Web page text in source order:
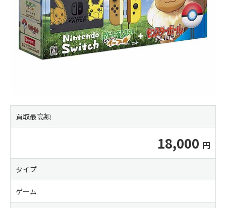
買取最高額
18,000
タイプ
ゲーム